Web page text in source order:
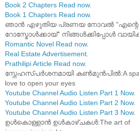
Book 2 Chapters Read now.
Book 1 Chapters Read now.
ഞാൻ എഴുതിയ പ്രണയ നോവൽ "എന്റെ
റോസ്മോൾക്കായ്" നിങ്ങൾക്കിപ്പോൾ
Romantic Novel Read now.
Real Estate Advertisement.
Prathilipi Article Read now.
സ്നേഹസ്പർശനമായി കൺമുൻപിൽ:A
love to open your eyes
Youtube Channel Audio Listen Part 1 Now.
Youtube Channel Audio Listen Part 2 Now.
Youtube Channel Audio Listen Part 3 Now.
ഉൾകൊള്ളാൻ ഉൾകാഴ്ചകൾ:The art of